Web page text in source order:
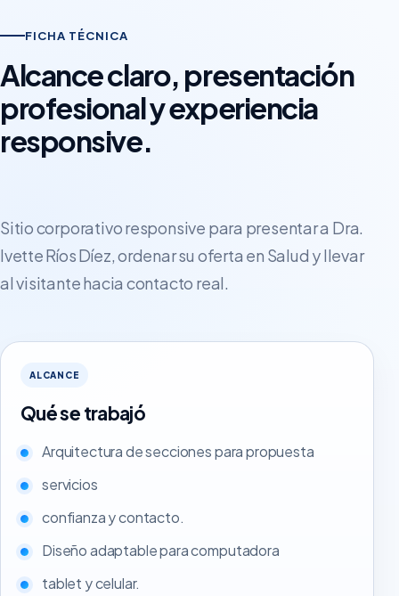
FICHA TÉCNICA
Alcance claro, presentación
profesional y experiencia
responsive.
Sitio corporativo responsive para presentar a Dra.
Ivette Ríos Díez, ordenar su oferta en Salud y llevar
al visitante hacia contacto real.
ALCANCE
Qué se trabajó
Arquitectura de secciones para propuesta
servicios
confianza y contacto.
Diseño adaptable para computadora
tablet y celular.